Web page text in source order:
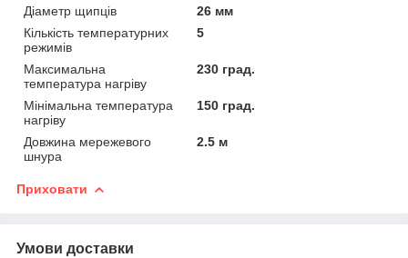
Діаметр щипців
26 мм
Кількість температурних
режимів
5
Максимальна
температура нагріву
230 град.
Мінімальна температура
нагріву
150 град.
Довжина мережевого
шнура
2.5 м
Приховати
Умови доставки